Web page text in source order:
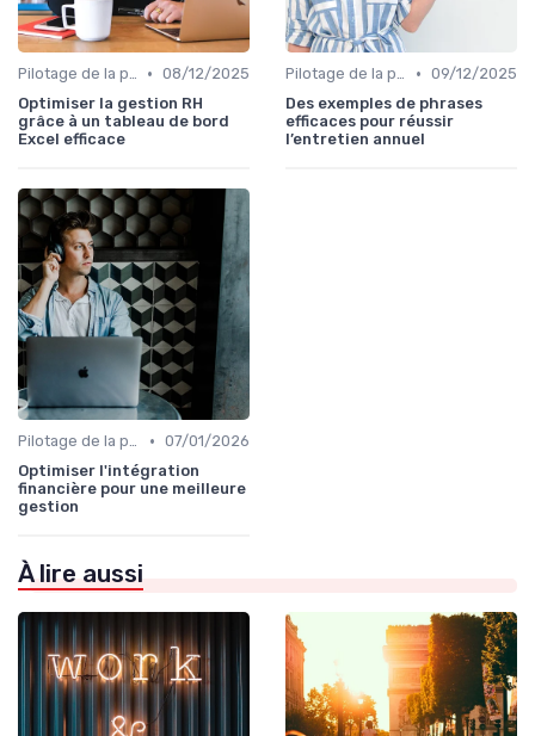
Pilotage de la performance globale • 08/12/2025
Optimiser la gestion RH
grâce à un tableau de bord
Excel efficace
Pilotage de la performance globale • 09/12/2025
Des exemples de phrases
efficaces pour réussir
l’entretien annuel
Pilotage de la performance globale • 07/01/2026
Optimiser l'intégration
financière pour une meilleure
gestion
À lire aussi